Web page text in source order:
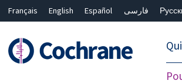
Français English Español فارسی